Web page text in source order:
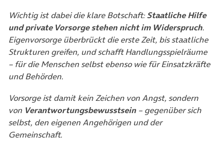
Wichtig ist dabei die klare Botschaft:Staatliche Hilfe
und private Vorsorge stehen nicht im Widerspruch.
Eigenvorsorge überbrückt die erste Zeit, bis staatliche
Strukturen greifen, und schafft Handlungsspielräume
– für die Menschen selbst ebenso wie für Einsatzkräfte
und Behörden.
Vorsorge ist damit kein Zeichen von Angst, sondern
von Verantwortungsbewusstsein– gegenüber sich
selbst, den eigenen Angehörigen und der
Gemeinschaft.